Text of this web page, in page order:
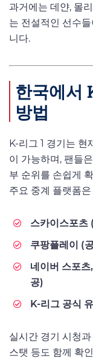
과거에는 데얀, 몰
는 전설적인 선수
니다.
한국에서
방법
K-리그 1 경기는 현
이 가능하며, 팬들
부 순위를 손쉽게
주요 중계 플랫폼
스카이스포츠
쿠팡플레이 (
네이버 스포
공)
K-리그 공식
실시간 경기 시청
스탯 등도 함께 확